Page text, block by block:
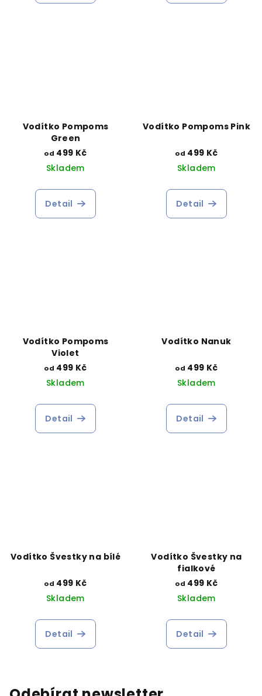
Vodítko Pompoms
Green
od 499 Kč
Skladem
Detail
Vodítko Pompoms Pink
od 499 Kč
Skladem
Detail
Vodítko Pompoms
Violet
od 499 Kč
Skladem
Detail
Vodítko Nanuk
od 499 Kč
Skladem
Detail
Vodítko Švestky na bílé
od 499 Kč
Skladem
Detail
Vodítko Švestky na
fialkové
od 499 Kč
Skladem
Detail